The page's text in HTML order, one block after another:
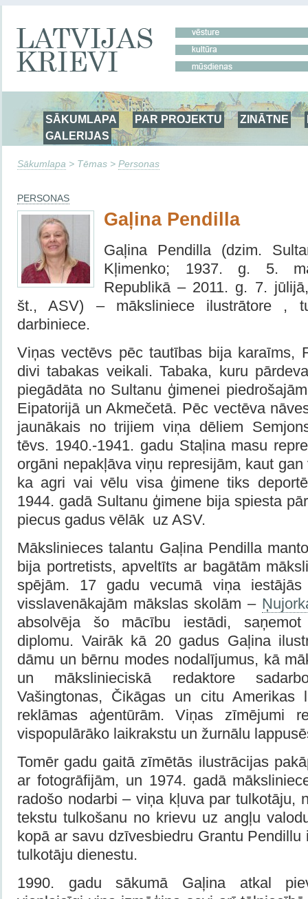
SĀKUMLAPA PAR PROJEKTU ZINĀTNE
GALERIJAS
Sākumlapa > Tēmas > Personas
PERSONAS
Gaļina Pendilla
Gaļina Pendilla (dzim.
Kļimenko; 1937. g. 5.
Republikā – 2011. g. 7.
št., ASV) – māksliniece ilustrātore ,
darbiniece.
Viņas vectēvs pēc tautības bija karaīms,
divi tabakas veikali. Tabaka, kuru
piegādāta no Sultanu ģimenei
Eipatorijā un Akmečetā. Pēc vectēva
jaunākais no trijiem viņa dēliem
tēvs. 1940.-1941. gadu Staļina masu
orgāni nepakļāva viņu represijām, kaut
ka agri vai vēlu visa ģimene tiks
1944. gadā Sultanu ģimene bija spiesta
piecus gadus vēlāk uz ASV.
Mākslinieces talantu Gaļina Pendilla
bija portretists, apveltīts ar bagātām
spējām. 17 gadu vecumā viņa
visslavenākajām mākslas skolām –
absolvēja šo mācību iestādi, saņemot
diplomu. Vairāk kā 20 gadus Gaļina
dāmu un bērnu modes nodalījumus, kā
un mākslinieciskā redaktore
Vašingtonas, Čikāgas un citu Amerikas
reklāmas aģentūrām. Viņas zīmējumi
vispopulārāko laikrakstu un žurnālu
Tomēr gadu gaitā zīmētās ilustrācijas
ar fotogrāfijām, un 1974. gadā
radošo nodarbi – viņa kļuva par tulkotāju,
tekstu tulkošanu no krievu uz angļu
kopā ar savu dzīvesbiedru Grantu
tulkotāju dienestu.
1990. gadu sākumā Gaļina atkal